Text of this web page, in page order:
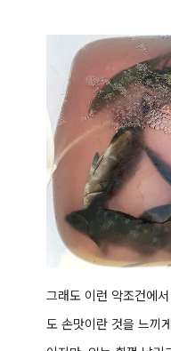
그래도 이런 악조건에
도 손맛이란 것을 느끼